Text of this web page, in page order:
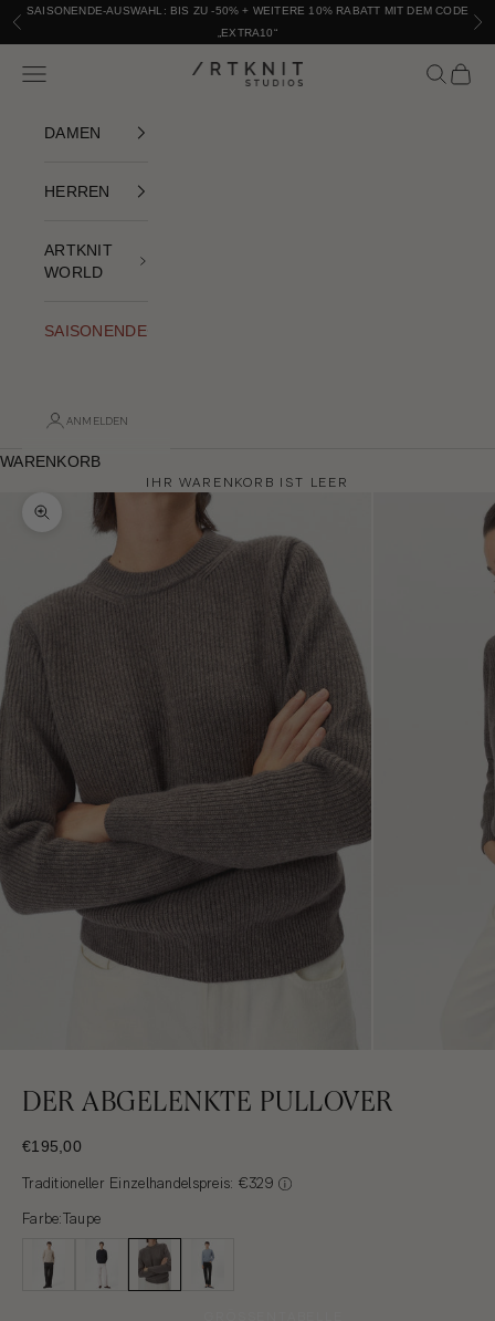
Zum Inhalt springen
Vorhergehend
SAISONENDE-AUSWAHL: BIS ZU -50% + WEITERE 10% RABATT MIT DEM CODE
„EXTRA10“
ARTKNIT STUDIOS
Navigationsmenü öffnen Suche
DAMEN
HERREN
ARTKNIT
WORLD
SAISONENDE
ANMELDEN
WARENKORB
IHR WARENKORB IST LEER
Bild vergrößern
DER ABGELENKTE PULLOVER
VERKAUFSPREIS
€195,00
Traditioneller Einzelhandelspreis: €329
Farbe:Taupe